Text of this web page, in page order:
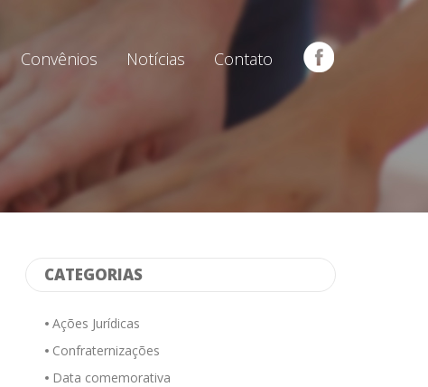
Convênios Notícias Contato
CATEGORIAS
Ações Jurídicas
Confraternizações
Data comemorativa